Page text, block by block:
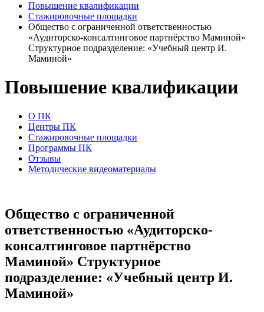
Повышение квалификации
Стажировочные площадки
Общество с ограниченной ответственностью
«Аудиторско-консалтинговое партнёрство Маминой»
Структурное подразделение: «Учебный центр И.
Маминой»
Повышение квалификации
О ПК
Центры ПК
Стажировочные площадки
Программы ПК
Отзывы
Методические видеоматериалы
Общество с ограниченной
ответственностью «Аудиторско-
консалтинговое партнёрство
Маминой» Структурное
подразделение: «Учебный центр И.
Маминой»